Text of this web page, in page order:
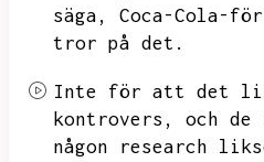
säga,
Coca-Cola-
tror på det.
Inte för att det
kontrovers,
och
någon research